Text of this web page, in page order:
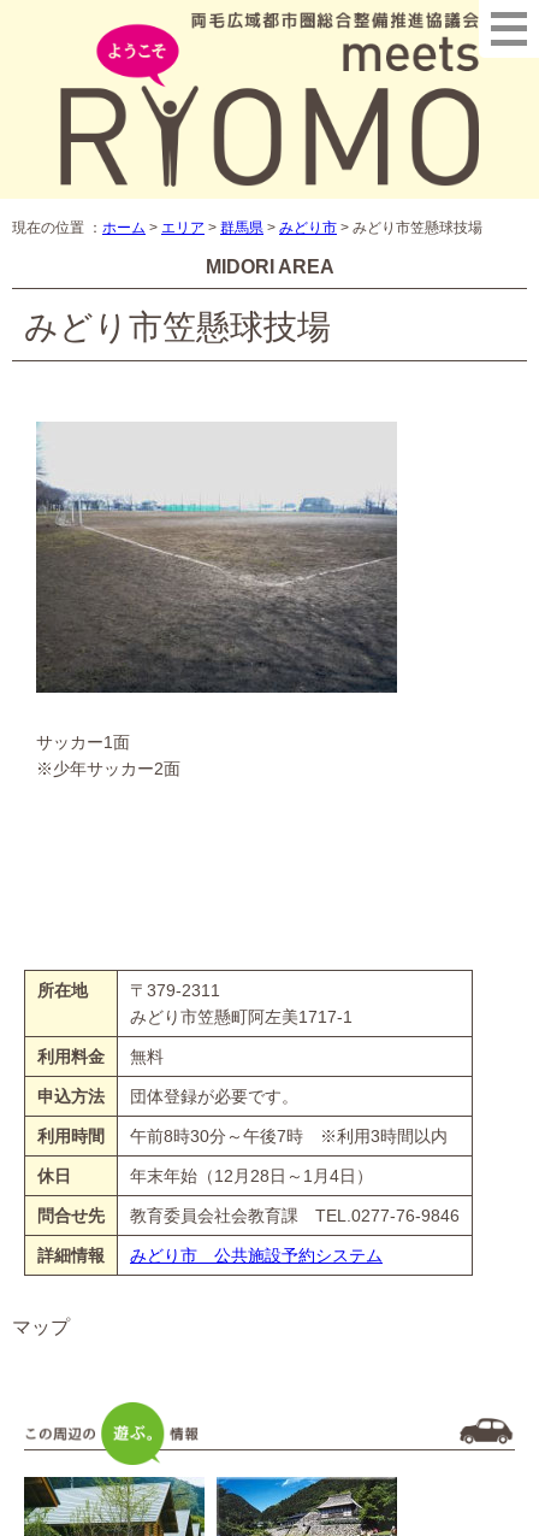
現在の位置 ： ホーム > エリア > 群馬県 > みどり市 > みどり市笠懸球技場
MIDORI AREA
みどり市笠懸球技場
サッカー1面
※少年サッカー2面
所在地
〒379-2311
みどり市笠懸町阿左美1717-1
利用料金 無料
申込方法 団体登録が必要です。
利用時間 午前8時30分～午後7時 ※利用3時間以内
休日 年末年始（12月28日～1月4日）
問合せ先 教育委員会社会教育課 TEL.0277-76-9846
詳細情報 みどり市 公共施設予約システム
マップ